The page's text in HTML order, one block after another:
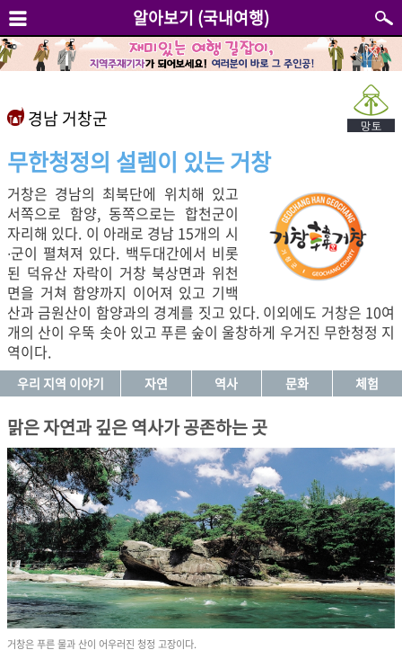
알아보기 (국내여행)
경남 거창군
무한청정의 설렘이 있는 거창
거창은 경남의 최북단에 위치해 있고
서쪽으로 함양, 동쪽으로는 합천군이
자리해 있다. 이 아래로 경남 15개의 시
∙군이 펼쳐져 있다. 백두대간에서 비롯
된 덕유산 자락이 거창 북상면과 위천
면을 거쳐 함양까지 이어져 있고 기백
산과 금원산이 함양과의 경계를 짓고 있다. 이외에도 거창은 10여
개의 산이 우뚝 솟아 있고 푸른 숲이 울창하게 우거진 무한청정 지
역이다.
우리 지역 이야기 자연 역사 문화 체험
맑은 자연과 깊은 역사가 공존하는 곳
거창은 푸른 물과 산이 어우러진 청정 고장이다.